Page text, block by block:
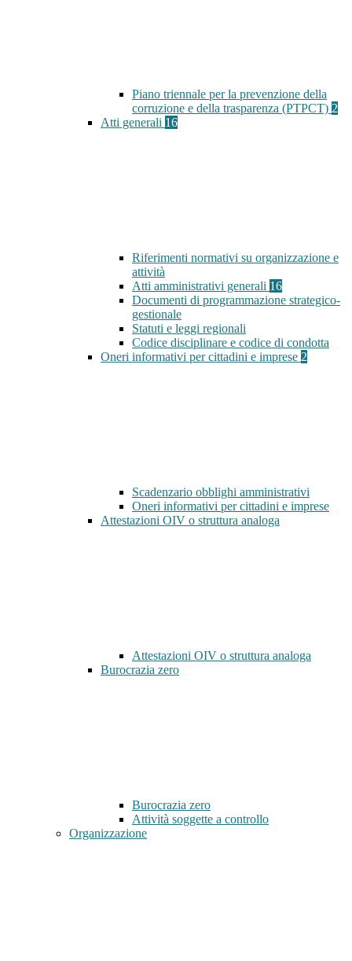
Piano triennale per la prevenzione della
corruzione e della trasparenza (PTPCT) 2
Atti generali 16
Riferimenti normativi su organizzazione e
attività
Atti amministrativi generali 16
Documenti di programmazione strategico-
gestionale
Statuti e leggi regionali
Codice disciplinare e codice di condotta
Oneri informativi per cittadini e imprese 2
Scadenzario obblighi amministrativi
Oneri informativi per cittadini e imprese
Attestazioni OIV o struttura analoga
Attestazioni OIV o struttura analoga
Burocrazia zero
Burocrazia zero
Attività soggette a controllo
Organizzazione